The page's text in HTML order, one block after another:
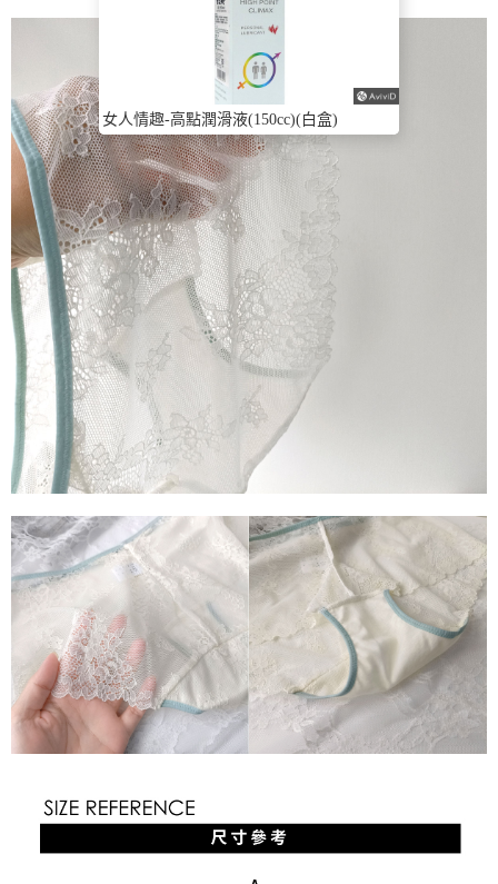
女人情趣-高點潤滑液(150cc)(白盒)